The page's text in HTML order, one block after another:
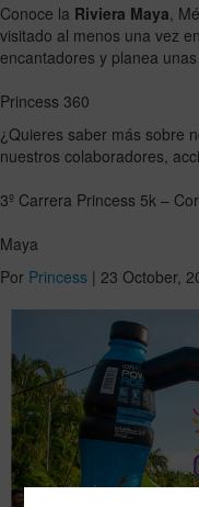
Conoce la Riviera Maya ,
visitado al menos una vez
encantadores y planea
Princess 360
¿Quieres saber más sobre
nuestros colaboradores,
3º Carrera Princess 5k –
Maya
Por Princess | 23 October,